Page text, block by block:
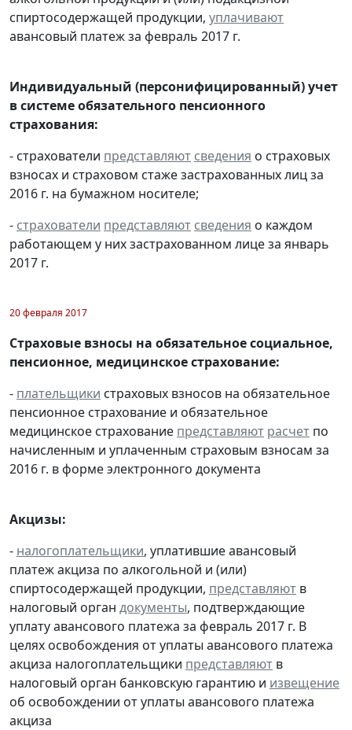
спиртосодержащей продукции, уплачивают
авансовый платеж за февраль 2017 г.
Индивидуальный (персонифицированный) учет
в системе обязательного пенсионного
страхования:
- страхователи представляют сведения о страховых
взносах и страховом стаже застрахованных лиц за
2016 г. на бумажном носителе;
- страхователи представляют сведения о каждом
работающем у них застрахованном лице за январь
2017 г.
20 февраля 2017
Страховые взносы на обязательное социальное,
пенсионное, медицинское страхование:
- плательщики страховых взносов на обязательное
пенсионное страхование и обязательное
медицинское страхование представляют расчет по
начисленным и уплаченным страховым взносам за
2016 г. в форме электронного документа
Акцизы:
- налогоплательщики, уплатившие авансовый
платеж акциза по алкогольной и (или)
спиртосодержащей продукции, представляют в
налоговый орган документы, подтверждающие
уплату авансового платежа за февраль 2017 г. В
целях освобождения от уплаты авансового платежа
акциза налогоплательщики представляют в
налоговый орган банковскую гарантию и извещение
об освобождении от уплаты авансового платежа
акциза